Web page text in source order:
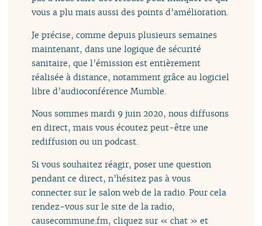
vous a plu mais aussi des points d’amélioration.
Je précise, comme depuis plusieurs semaines
maintenant, dans une logique de sécurité
sanitaire, que l’émission est entièrement
réalisée à distance, notamment grâce au logiciel
libre d’audioconférence Mumble.
Nous sommes mardi 9 juin 2020, nous diffusons
en direct, mais vous écoutez peut-être une
rediffusion ou un podcast.
Si vous souhaitez réagir, poser une question
pendant ce direct, n’hésitez pas à vous
connecter sur le salon web de la radio. Pour cela
rendez-vous sur le site de la radio,
causecommune.fm, cliquez sur « chat » et